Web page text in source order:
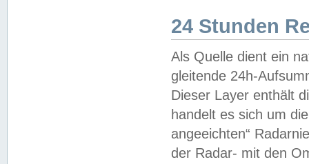
24 Stunden
Als Quelle dient ein
gleitende 24h-
Dieser Layer enthält
handelt es sich um
angeeichten“
der Radar- mit den